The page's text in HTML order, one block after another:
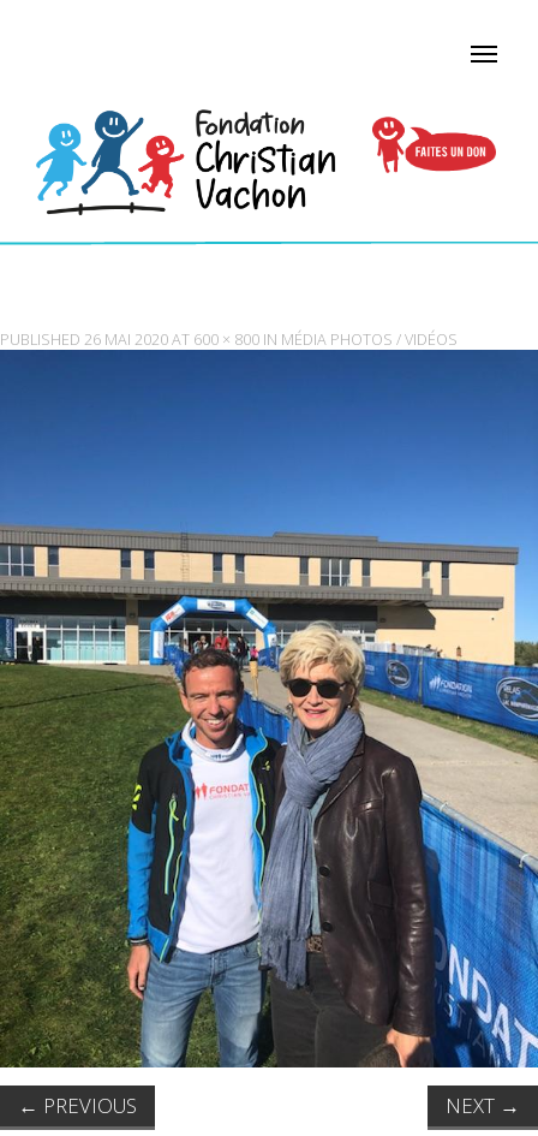
PUBLISHED 26 MAI 2020AT 600 × 800 IN MÉDIA PHOTOS / VIDÉOS
← PREVIOUS NEXT →